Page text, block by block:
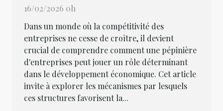
16/02/2026 0h
Dans un monde où la compétitivité des
entreprises ne cesse de croître, il devient
crucial de comprendre comment une pépinière
d'entreprises peut jouer un rôle déterminant
dans le développement économique. Cet article
invite à explorer les mécanismes par lesquels
ces structures favorisent la...